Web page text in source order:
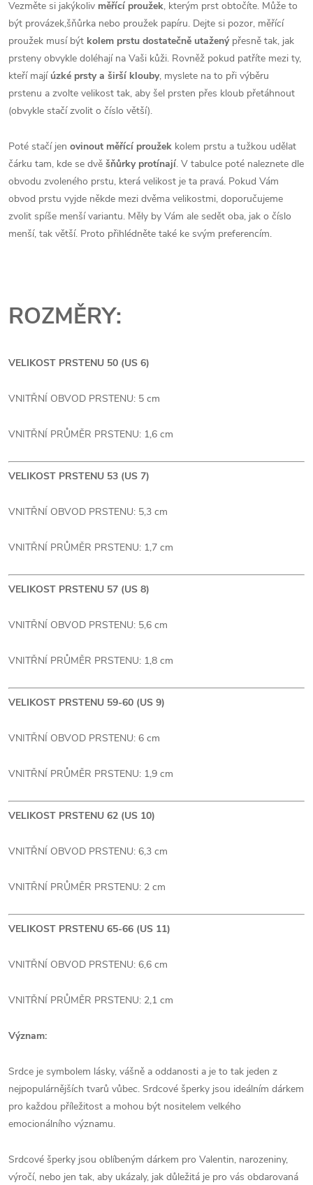
Vezměte si jakýkoliv měřící proužek, kterým prst obtočíte. Může to
být provázek,šňůrka nebo proužek papíru. Dejte si pozor, měřící
proužek musí být kolem prstu dostatečně utaženýpřesně tak, jak
prsteny obvykle doléhají na Vaši kůži. Rovněž pokud patříte mezi ty,
kteří mají úzké prsty a širší klouby, myslete na to při výběru
prstenu a zvolte velikost tak, aby šel prsten přes kloub přetáhnout
(obvykle stačí zvolit o číslo větší).
Poté stačí jen ovinout měřící proužek kolem prstu a tužkou udělat
čárku tam, kde se dvě šňůrky protínají. V tabulce poté naleznete dle
obvodu zvoleného prstu, která velikost je ta pravá. Pokud Vám
obvod prstu vyjde někde mezi dvěma velikostmi, doporučujeme
zvolit spíše menší variantu. Měly by Vám ale sedět oba, jak o číslo
menší, tak větší. Proto přihlédněte také ke svým preferencím.
ROZMĚRY:
VELIKOST PRSTENU 50 (US 6)
VNITŘNÍ OBVOD PRSTENU: 5 cm
VNITŘNÍ PRŮMĚR PRSTENU: 1,6 cm
VELIKOST PRSTENU 53 (US 7)
VNITŘNÍ OBVOD PRSTENU: 5,3 cm
VNITŘNÍ PRŮMĚR PRSTENU: 1,7 cm
VELIKOST PRSTENU 57 (US 8)
VNITŘNÍ OBVOD PRSTENU: 5,6 cm
VNITŘNÍ PRŮMĚR PRSTENU: 1,8 cm
VELIKOST PRSTENU 59-60 (US 9)
VNITŘNÍ OBVOD PRSTENU: 6 cm
VNITŘNÍ PRŮMĚR PRSTENU: 1,9 cm
VELIKOST PRSTENU 62 (US 10)
VNITŘNÍ OBVOD PRSTENU: 6,3 cm
VNITŘNÍ PRŮMĚR PRSTENU: 2 cm
VELIKOST PRSTENU 65-66 (US 11)
VNITŘNÍ OBVOD PRSTENU: 6,6 cm
VNITŘNÍ PRŮMĚR PRSTENU: 2,1 cm
Význam:
Srdce je symbolem lásky, vášně a oddanosti a je to tak jeden z
nejpopulárnějších tvarů vůbec. Srdcové šperky jsou ideálním dárkem
pro každou příležitost a mohou být nositelem velkého
emocionálního významu.
Srdcové šperky jsou oblíbeným dárkem pro Valentin, narozeniny,
výročí, nebo jen tak, aby ukázaly, jak důležitá je pro vás obdarovaná